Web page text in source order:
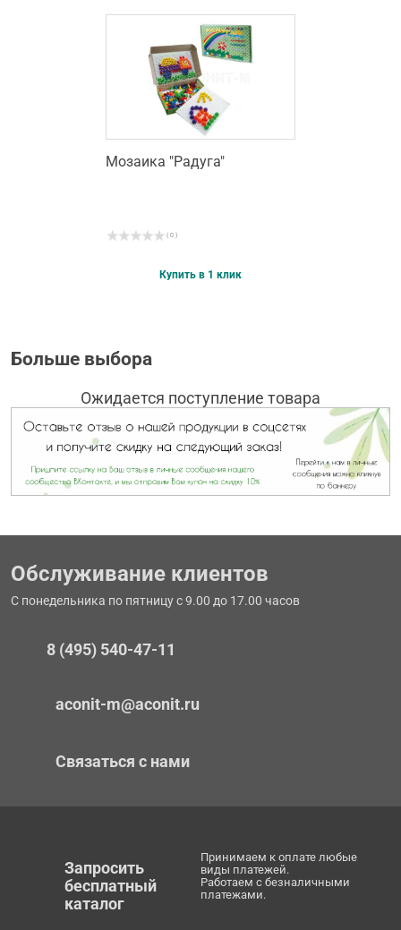
Мозаика "Радуга"
( 0 )
Купить в 1 клик
Больше выбора
Ожидается поступление товара
Обслуживание клиентов
С понедельника по пятницу с 9.00 до 17.00 часов
8 (495) 540-47-11
aconit-m@aconit.ru
Связаться с нами
Запросить
бесплатный
каталог
Принимаем к оплате любые
виды платежей.
Работаем с безналичными
платежами.